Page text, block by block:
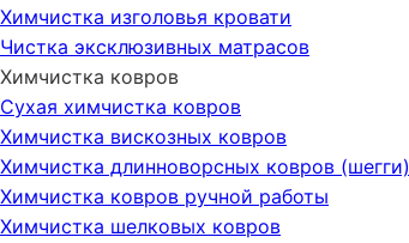
Химчистка изголовья кровати
Чистка эксклюзивных матрасов
Химчистка ковров
Сухая химчистка ковров
Химчистка вискозных ковров
Химчистка длинноворсных ковров (шегги)
Химчистка ковров ручной работы
Химчистка шелковых ковров